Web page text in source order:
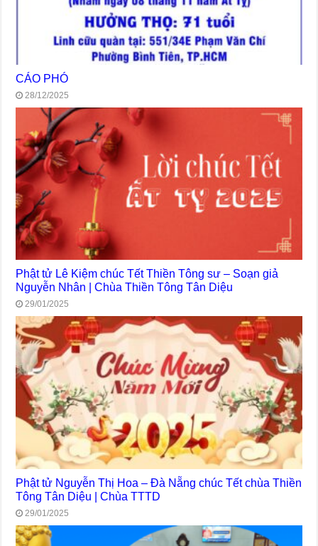
CÁO PHÓ
28/12/2025
Phật tử Lê Kiệm chúc Tết Thiền Tông sư – Soạn giả
Nguyễn Nhân | Chùa Thiền Tông Tân Diệu
29/01/2025
Phật tử Nguyễn Thị Hoa – Đà Nẵng chúc Tết chùa Thiền
Tông Tân Diệu | Chùa TTTD
29/01/2025